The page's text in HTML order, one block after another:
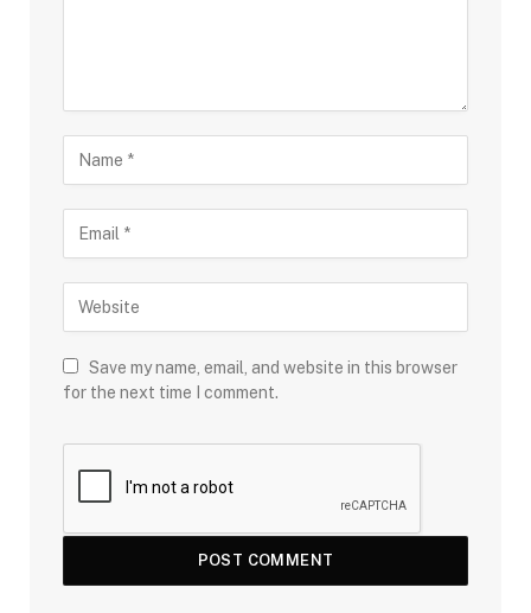
Save my name, email, and website in this browser
for the next time I comment.